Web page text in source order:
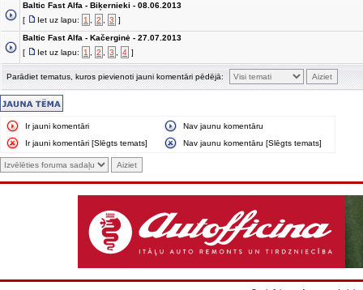
Baltic Fast Alfa - Biķernieki - 08.06.2013
[
Iet uz lapu: 1 2 3 ]
Baltic Fast Alfa - Kačerginė - 27.07.2013
[
Iet uz lapu: 1 2 3 4 ]
Parādiet tematus, kuros pievienoti jauni komentāri pēdējā:
Ir jauni komentāri
Nav jaunu komentāru
Ir jauni komentāri [Slēgts temats]
Nav jaunu komentāru [Slēgts temats]